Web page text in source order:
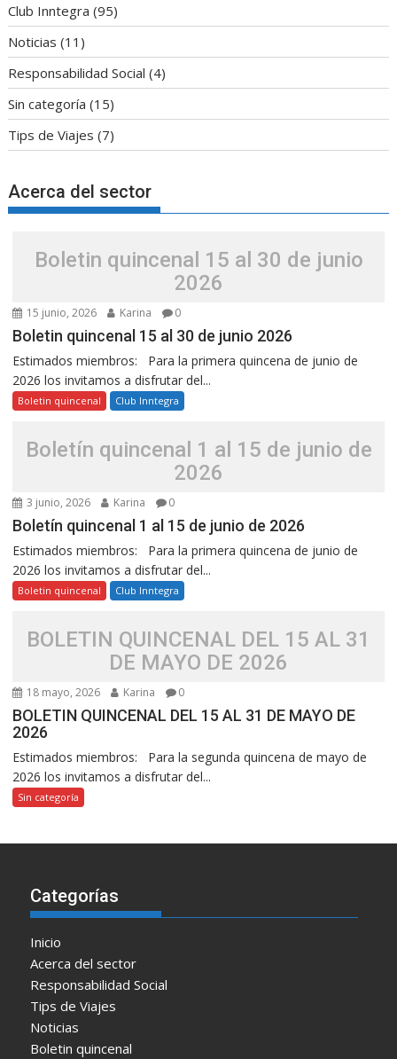
Club Inntegra (95)
Noticias (11)
Responsabilidad Social (4)
Sin categoría (15)
Tips de Viajes (7)
Acerca del sector
Boletin quincenal 15 al 30 de junio
2026
15 junio, 2026 Karina 0
Boletin quincenal 15 al 30 de junio 2026
Estimados miembros: Para la primera quincena de junio de
2026 los invitamos a disfrutar del...
Boletin quincenal Club Inntegra
Boletín quincenal 1 al 15 de junio de
2026
3 junio, 2026 Karina 0
Boletín quincenal 1 al 15 de junio de 2026
Estimados miembros: Para la primera quincena de junio de
2026 los invitamos a disfrutar del...
Boletin quincenal Club Inntegra
BOLETIN QUINCENAL DEL 15 AL 31
DE MAYO DE 2026
18 mayo, 2026 Karina 0
BOLETIN QUINCENAL DEL 15 AL 31 DE MAYO DE
2026
Estimados miembros: Para la segunda quincena de mayo de
2026 los invitamos a disfrutar del...
Sin categoría
Categorías
Inicio
Acerca del sector
Responsabilidad Social
Tips de Viajes
Noticias
Boletin quincenal